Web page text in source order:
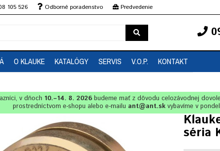
105 526 Odborné poradenstvo
Predvedenie
O KLAUKE KATALÓGY SERVIS V.O.P. KONTAKT
v dňoch 10.–14. 8. 2026 budeme mať z dôvodu celozávodnej
prostredníctvom e-shopu alebo e-mailu ant@ant.skvybavíme v
séria